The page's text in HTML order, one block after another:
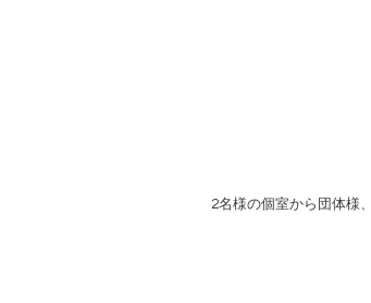
2名様の個室から団体様